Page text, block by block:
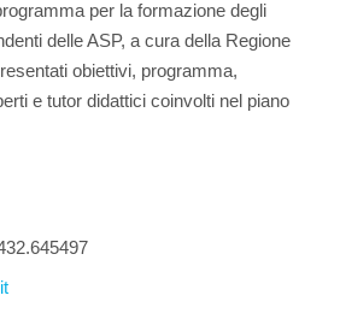
per la formazione degli
delle ASP, a cura della Regione
obiettivi, programma,
e tutor didattici coinvolti nel piano